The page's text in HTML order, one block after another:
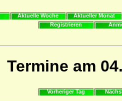
Aktuelle Woche Aktueller Monat
Registrieren
Termine am
Vorheriger Tag